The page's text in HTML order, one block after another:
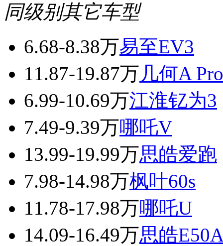
同级别其它车型
6.68-8.38万易至EV3
11.87-19.87万几何A Pro
6.99-10.69万江淮钇为3
7.49-9.39万哪吒V
13.99-19.99万思皓爱跑
7.98-14.98万枫叶60s
11.78-17.98万哪吒U
14.09-16.49万思皓